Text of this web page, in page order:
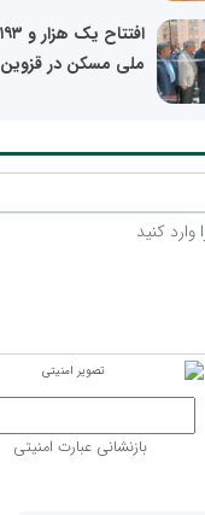
ملی مسکن در قزوین
بازنشانی عبارت امنیتی